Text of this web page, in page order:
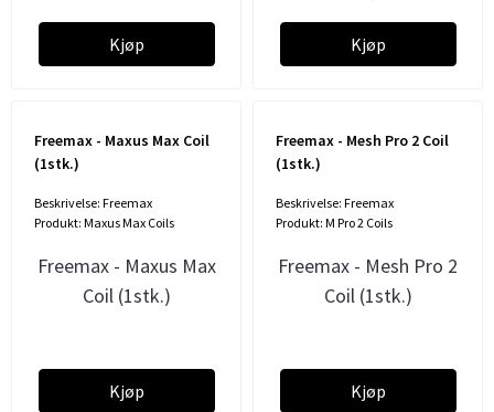
Kjøp Kjøp
Freemax - Maxus Max Coil
(1stk.)
Beskrivelse: Freemax
Produkt: Maxus Max Coils
Freemax - Maxus Max
Coil (1stk.)
Kjøp
Freemax - Mesh Pro 2 Coil
(1stk.)
Beskrivelse: Freemax
Produkt: M Pro 2 Coils
Freemax - Mesh Pro 2
Coil (1stk.)
Kjøp